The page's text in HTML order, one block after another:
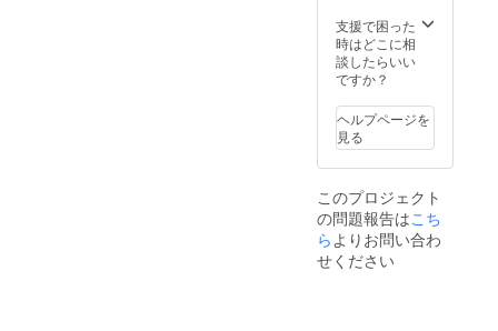
親子で
野菜の
成長を
楽しむ
できま
す！ あ
なたの
畑で採
菜はも
ちろん
すべて
お届け
いたし
支援で困った
時はどこに相
談したらいい
ですか？
ヘルプページを
見る
このプロジェクト
の問題報告はこち
ら よりお問い合わ
せください